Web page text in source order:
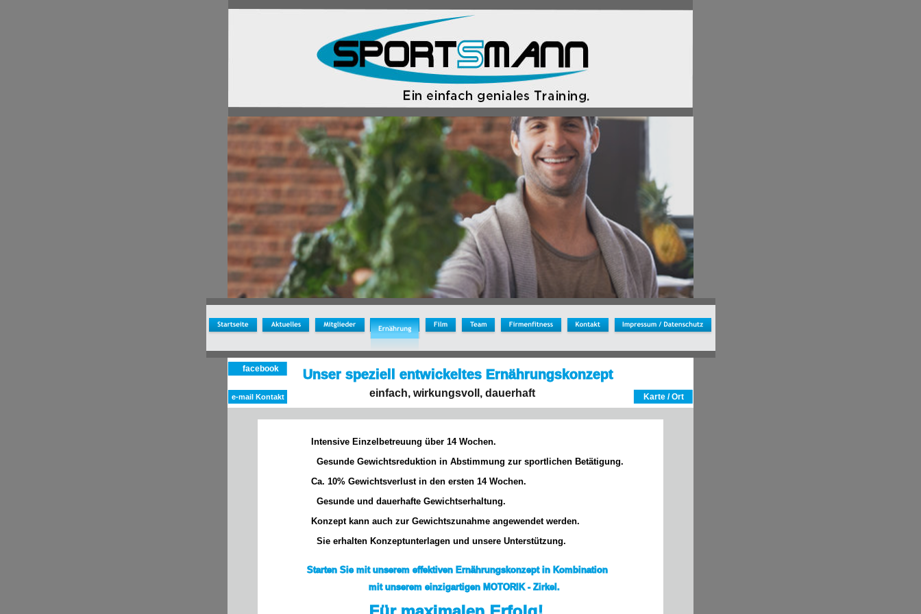
Unser speziell entwickeltes Ernährungskonzept
einfach, wirkungsvoll, dauerhaft
          Intensive Einzelbetreuung über 14 Wochen.
            Gesunde Gewichtsreduktion in Abstimmung zur sportlichen Betätigung.
          Ca. 10% Gewichtsverlust in den ersten 14 Wochen.
            Gesunde und dauerhafte Gewichtserhaltung.
          Konzept kann auch zur Gewichtszunahme angewendet werden.
            Sie erhalten Konzeptunterlagen und unsere Unterstützung.
      Starten Sie mit unserem effektiven Ernährungskonzept in Kombination
                               mit unserem einzigartigen MOTORIK - Zirkel.
facebook
e-mail Kontakt Karte / Ort